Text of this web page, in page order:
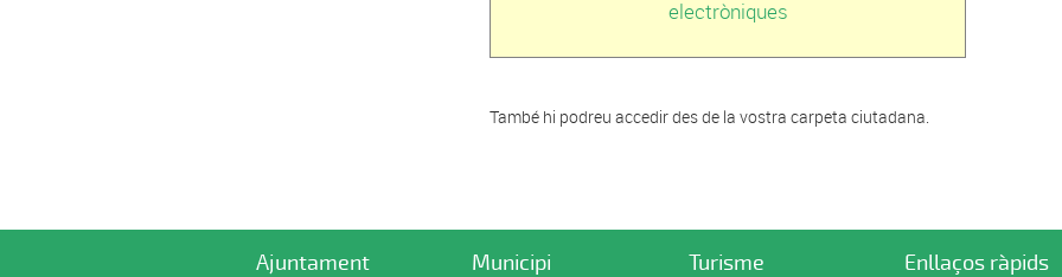
electròniques
També hi podreu accedir des de la vostra carpeta ciutadana.
Ajuntament Municipi Turisme Enllaços ràpids